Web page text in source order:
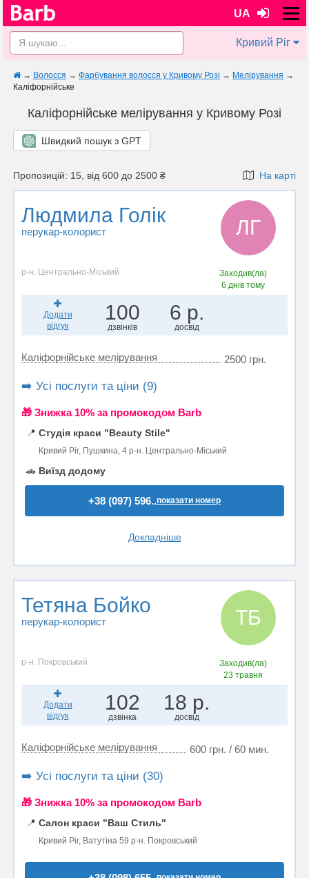
UA
Кривий Ріг
→ Волосся → Фарбування волосся у Кривому Розі → Мелірування →
Каліфорнійське
Каліфорнійське мелірування у Кривому Розі
Швидкий пошук з GPT
Пропозицій: 15, від 600 до 2500 ₴ На карті
Людмила Голік
перукар-колорист ЛГ
р-н. Центрально-Міський
Заходив(ла)
6 днів тому
Додати
відгук
100
дзвінків
6 р.
досвід
Каліфорнійське мелірування 2500 грн.
➡️ Усі послуги та ціни (9)
🎁 Знижка 10% за промокодом Barb
📍 Студія краси "Beauty Stile"
Кривий Ріг, Пушкина, 4 р-н. Центрально-Міський
🚗 Виїзд додому
+38 (097) 596..показати номер
Докладніше
Тетяна Бойко
перукар-колорист ТБ
р-н. Покровський
Заходив(ла)
23 травня
Додати
відгук
102
дзвінка
18 р.
досвід
Каліфорнійське мелірування 600 грн. / 60 мин.
➡️ Усі послуги та ціни (30)
🎁 Знижка 10% за промокодом Barb
📍 Салон краси "Ваш Стиль"
Кривий Ріг, Ватутіна 59 р-н. Покровський